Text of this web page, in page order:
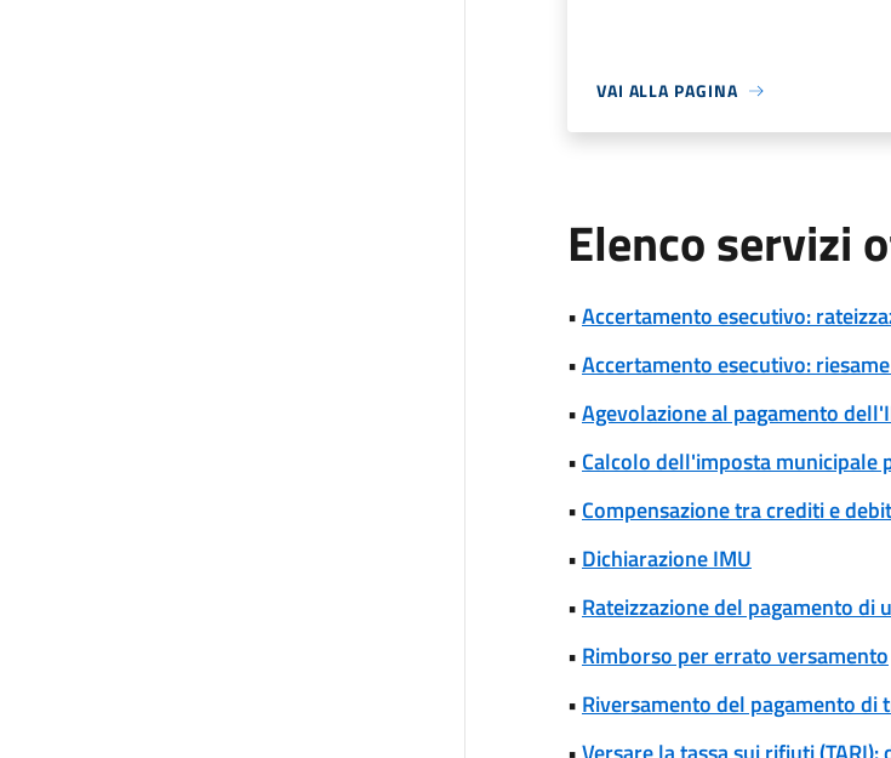
VAI ALLA PAGINA
Elenco servizi
•Accertamento esecutivo:
•Accertamento esecutivo:
•Agevolazione al pagamento
• Calcolo dell'imposta municipale
• Compensazione tra crediti e
• Dichiarazione IMU
• Rateizzazione del pagamento di
• Rimborso per errato versamento
• Riversamento del pagamento di